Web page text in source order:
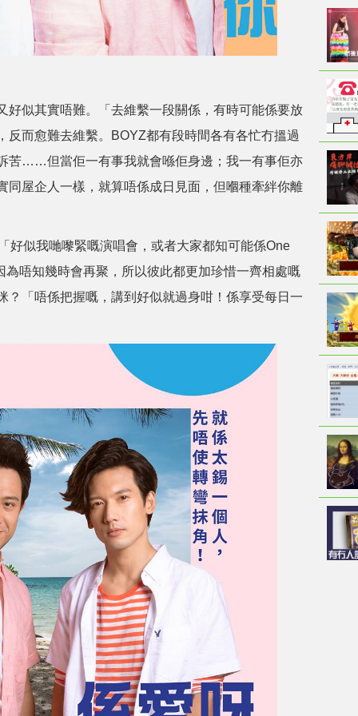
好似其實唔難。「去維繫一段關係，有時可能係要放
反而愈難去維繫。BOYZ都有段時間各有各忙冇搵過
苦……但當佢一有事我就會喺佢身邊；我一有事佢亦
同屋企人一樣，就算唔係成日見面，但嗰種牽絆你離
好似我哋嚟緊嘅演唱會，或者大家都知可能係One
唔知幾時會再聚，所以彼此都更加珍惜一齊相處嘅
？「唔係把握嘅，講到好似就過身咁！係享受每日一